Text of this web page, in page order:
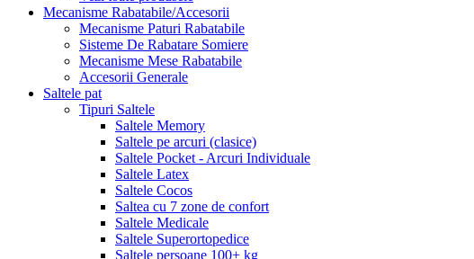
Mecanisme Rabatabile/Accesorii
Mecanisme Paturi Rabatabile
Sisteme De Rabatare Somiere
Mecanisme Mese Rabatabile
Accesorii Generale
Saltele pat
Tipuri Saltele
Saltele Memory
Saltele pe arcuri (clasice)
Saltele Pocket - Arcuri Individuale
Saltele Latex
Saltele Cocos
Saltea cu 7 zone de confort
Saltele Medicale
Saltele Superortopedice
Saltele persoane 100+ kg